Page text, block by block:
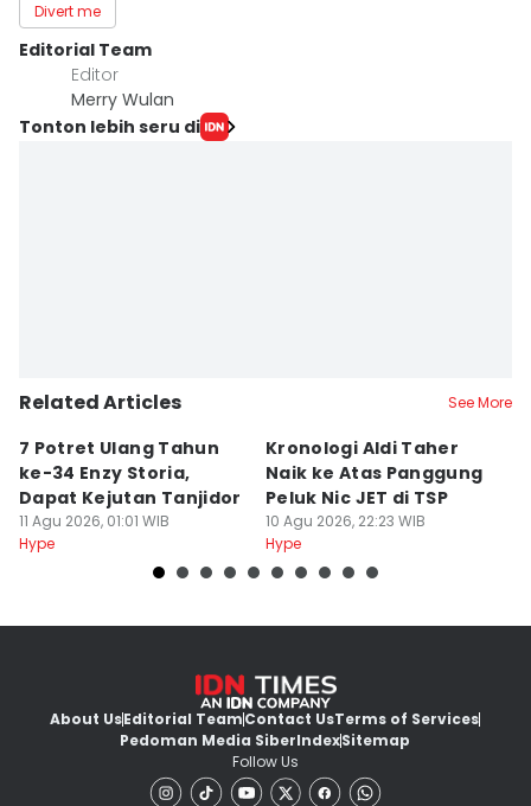
Divert me
Editorial Team
Editor
Merry Wulan
Tonton lebih seru di
Related Articles See More
7 Potret Ulang Tahun
ke-34 Enzy Storia,
Dapat Kejutan Tanjidor
11 Agu 2026, 01:01 WIB
Hype
Kronologi Aldi Taher
Naik ke Atas Panggung
Peluk Nic JET di TSP
10 Agu 2026, 22:23 WIB
Hype
About UsEditorial TeamContact UsTerms of Services
Pedoman Media SiberIndexSitemap
Follow Us